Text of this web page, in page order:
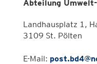
Abteilung
Landhausplatz 1,
3109 St. Pölten
E-Mail: